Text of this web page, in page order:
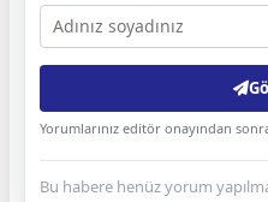
Yorumlarınız editör onayından sonra
Bu habere henüz yorum